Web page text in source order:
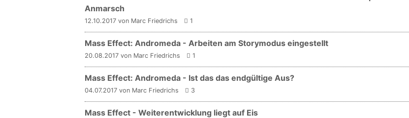
Anmarsch
12.10.2017 von Marc Friedrichs 1
Mass Effect: Andromeda - Arbeiten am Storymodus eingestellt
20.08.2017 von Marc Friedrichs 1
Mass Effect: Andromeda - Ist das das endgültige Aus?
04.07.2017 von Marc Friedrichs 3
Mass Effect - Weiterentwicklung liegt auf Eis